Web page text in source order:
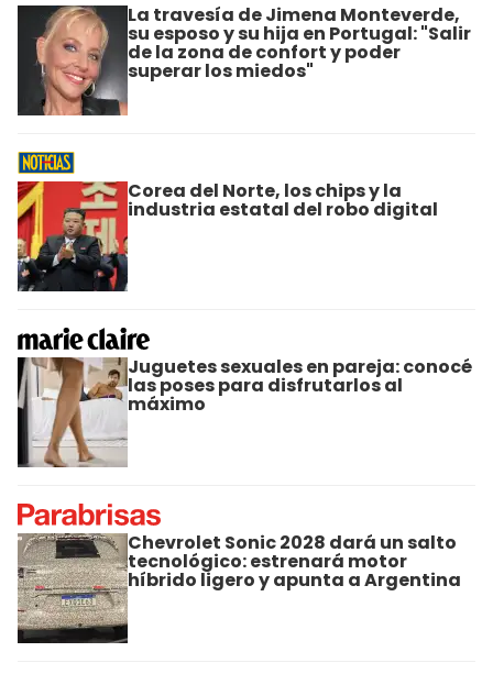
La travesía de Jimena Monteverde,
su esposo y su hija en Portugal: "Salir
de la zona de confort y poder
superar los miedos"
Corea del Norte, los chips y la
industria estatal del robo digital
Juguetes sexuales en pareja: conocé
las poses para disfrutarlos al
máximo
Chevrolet Sonic 2028 dará un salto
tecnológico: estrenará motor
híbrido ligero y apunta a Argentina